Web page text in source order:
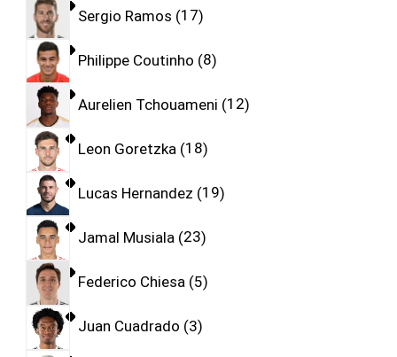
Sergio Ramos 17
Philippe Coutinho 8
Aurelien Tchouameni 12
Leon Goretzka 18
Lucas Hernandez 19
Jamal Musiala 23
Federico Chiesa 5
Juan Cuadrado 3